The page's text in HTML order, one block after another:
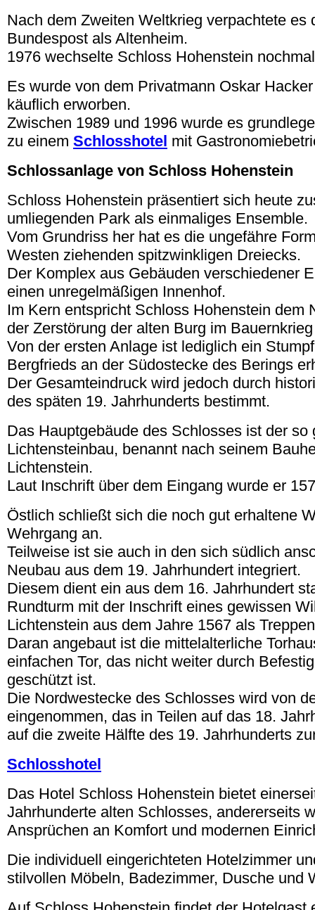
Nach dem Zweiten Weltkrieg verpachtete es
Bundespost als Altenheim.
1976 wechselte Schloss Hohenstein
Es wurde von dem Privatmann Oskar
käuflich erworben.
Zwischen 1989 und 1996 wurde es
zu einem Schlosshotel mit
Schlossanlage von Schloss Hohenstein
Schloss Hohenstein präsentiert sich heute
umliegenden Park als einmaliges Ensemble.
Vom Grundriss her hat es die ungefähre
Westen ziehenden spitzwinkligen Dreiecks.
Der Komplex aus Gebäuden verschiedener
einen unregelmäßigen Innenhof.
Im Kern entspricht Schloss Hohenstein dem
der Zerstörung der alten Burg im
Von der ersten Anlage ist lediglich ein
Bergfrieds an der Südostecke des Berings
Der Gesamteindruck wird jedoch durch
des späten 19. Jahrhunderts bestimmt.
Das Hauptgebäude des Schlosses ist der so
Lichtensteinbau, benannt nach seinem
Lichtenstein.
Laut Inschrift über dem Eingang wurde er
Östlich schließt sich die noch gut erhaltene
Wehrgang an.
Teilweise ist sie auch in den sich südlich
Neubau aus dem 19. Jahrhundert integriert.
Diesem dient ein aus dem 16. Jahrhundert
Rundturm mit der Inschrift eines gewissen
Lichtenstein aus dem Jahre 1567 als
Daran angebaut ist die mittelalterliche
einfachen Tor, das nicht weiter durch
geschützt ist.
Die Nordwestecke des Schlosses wird von
eingenommen, das in Teilen auf das 18.
auf die zweite Hälfte des 19. Jahrhunderts
Schlosshotel
Das Hotel Schloss Hohenstein bietet
Jahrhunderte alten Schlosses, andererseits
Ansprüchen an Komfort und modernen
Die individuell eingerichteten Hotelzimmer
stilvollen Möbeln, Badezimmer, Dusche und